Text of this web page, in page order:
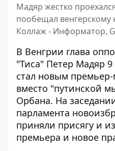
Мадяр жестко
пообещал венгерскому
Коллаж - Информатор,
В Венгрии глава
"Тиса" Петер Мадяр
стал новым
вместо "путинской
Орбана. На
парламента
приняли присягу и
премьера и новое